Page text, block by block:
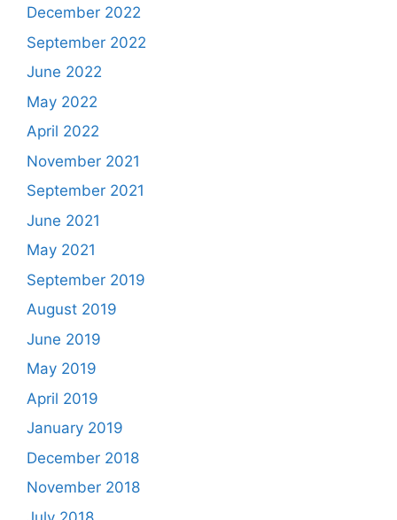
December 2022
September 2022
June 2022
May 2022
April 2022
November 2021
September 2021
June 2021
May 2021
September 2019
August 2019
June 2019
May 2019
April 2019
January 2019
December 2018
November 2018